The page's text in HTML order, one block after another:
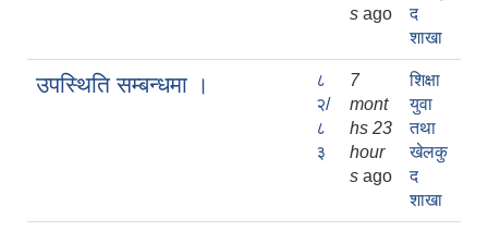
s ago
द
शाखा
उपस्थिति सम्बन्धमा ।
८
२/
८
३
7
mont
hs 23
hour
s ago
शिक्षा
युवा
तथा
खेलकु
द
शाखा